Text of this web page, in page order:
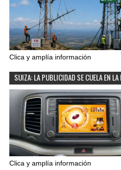
Clica y amplía información
SUIZA: LA PUBLICIDAD SE CUELA EN LA
Clica y amplía información